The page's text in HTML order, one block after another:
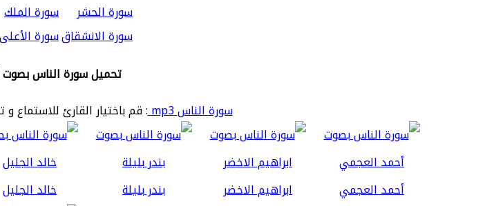
سورة الحشر
سورة الملك
سورة الانشقاقسورة الأعلى
تحميل سورة الناس بصوت
سورة الناس mp3
: قم باختيار القارئ للاستماع
أحمد العجمي ابراهيم الاخضر بندر بليلة خالد الجليل